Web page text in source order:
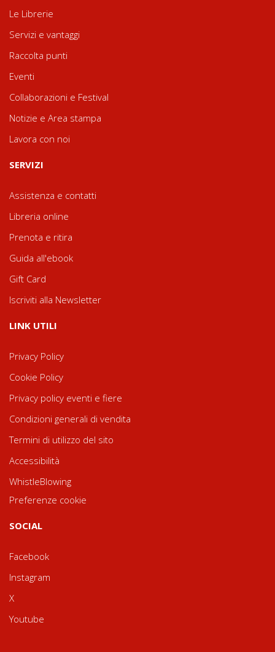
Le Librerie
Servizi e vantaggi
Raccolta punti
Eventi
Collaborazioni e Festival
Notizie e Area stampa
Lavora con noi
SERVIZI
Assistenza e contatti
Libreria online
Prenota e ritira
Guida all'ebook
Gift Card
Iscriviti alla Newsletter
LINK UTILI
Privacy Policy
Cookie Policy
Privacy policy eventi e fiere
Condizioni generali di vendita
Termini di utilizzo del sito
Accessibilità
WhistleBlowing
Preferenze cookie
SOCIAL
Facebook
Instagram
X
Youtube